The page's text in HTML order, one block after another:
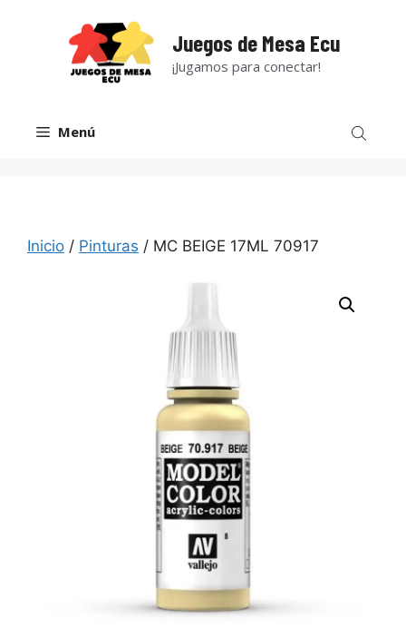
Juegos de Mesa Ecu
¡Jugamos para conectar!
Menú
Inicio / Pinturas / MC BEIGE 17ML 70917